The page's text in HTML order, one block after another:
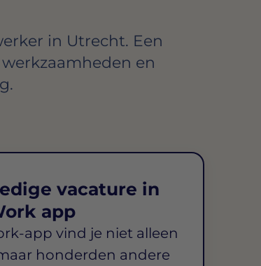
in Utrecht. Een
en
vacature in
app
app vind je niet alleen
honderden andere